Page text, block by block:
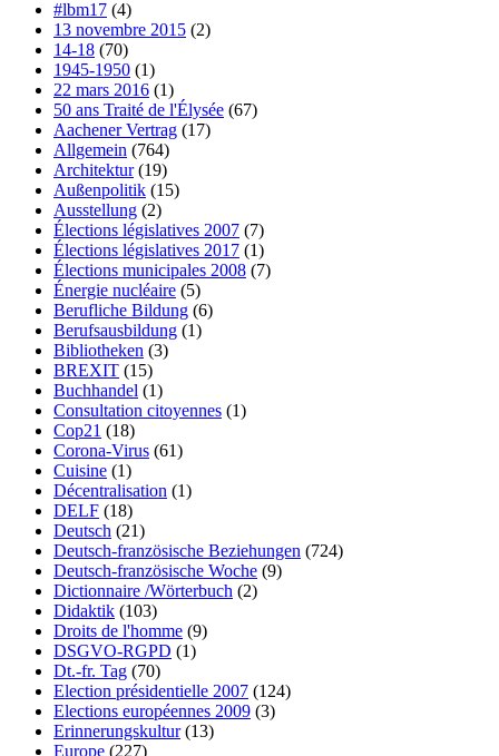
#lbm17 (4)
13 novembre 2015 (2)
14-18 (70)
1945-1950 (1)
22 mars 2016 (1)
50 ans Traité de l'Élysée (67)
Aachener Vertrag (17)
Allgemein (764)
Architektur(19)
Außenpolitik (15)
Ausstellung (2)
Élections législatives 2007 (7)
Élections législatives 2017 (1)
Élections municipales 2008 (7)
Énergie nucléaire (5)
Berufliche Bildung (6)
Berufsausbildung (1)
Bibliotheken (3)
BREXIT (15)
Buchhandel (1)
Consultation citoyennes (1)
Cop21 (18)
Corona-Virus (61)
Cuisine (1)
Décentralisation (1)
DELF (18)
Deutsch (21)
Deutsch-französische Beziehungen (724)
Deutsch-französische Woche (9)
Dictionnaire /Wörterbuch (2)
Didaktik (103)
Droits de l'homme (9)
DSGVO-RGPD (1)
Dt.-fr. Tag (70)
Election présidentielle 2007 (124)
Elections européennes 2009 (3)
Erinnerungskultur(13)
Europe (227)